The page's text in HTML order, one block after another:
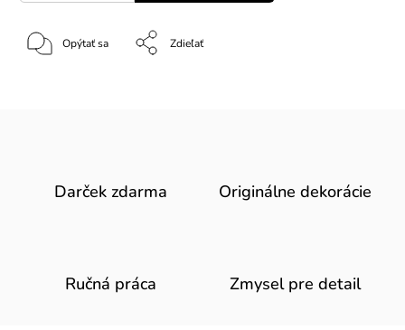
Opýtať sa Zdieľať
Darček zdarma Originálne dekorácie
Ručná práca Zmysel pre detail